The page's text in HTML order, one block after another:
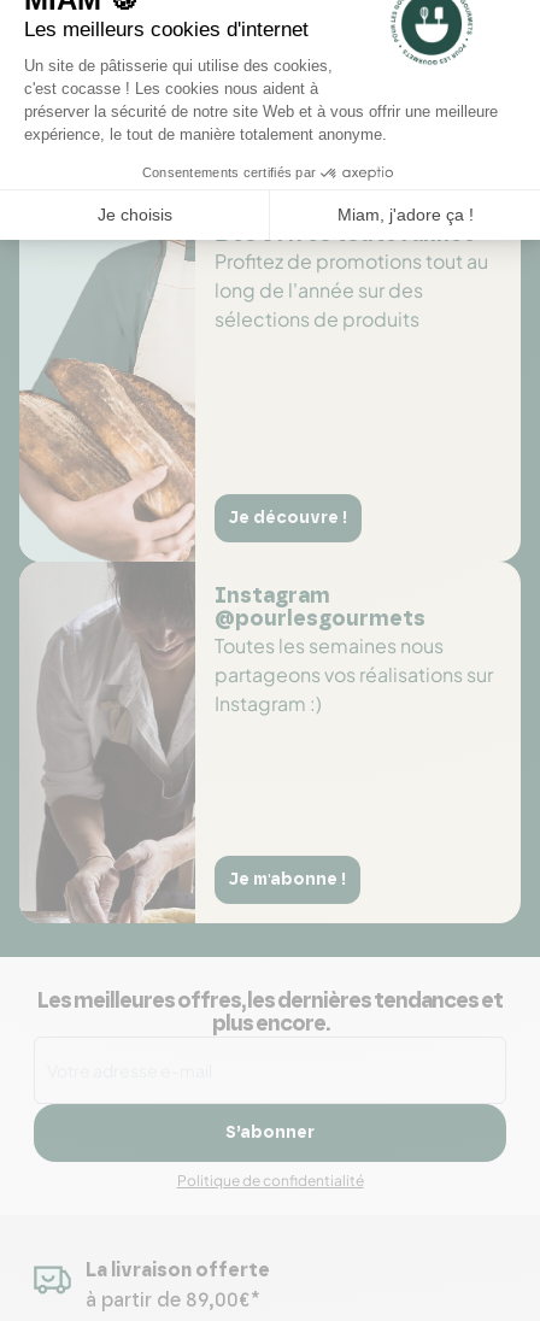
Il n'y a pas encore d'avis pour ce produit.
Des offres toute l’année
Profitez de promotions tout au
long de l'année sur des
sélections de produits
Je découvre !
Instagram
@pourlesgourmets
Toutes les semaines nous
partageons vos réalisations sur
Instagram :)
Je m'abonne !
Les meilleures offres, les dernières tendances et
plus encore.
S’abonner
Politique de confidentialité
La livraison offerte
à partir de 89,00€*